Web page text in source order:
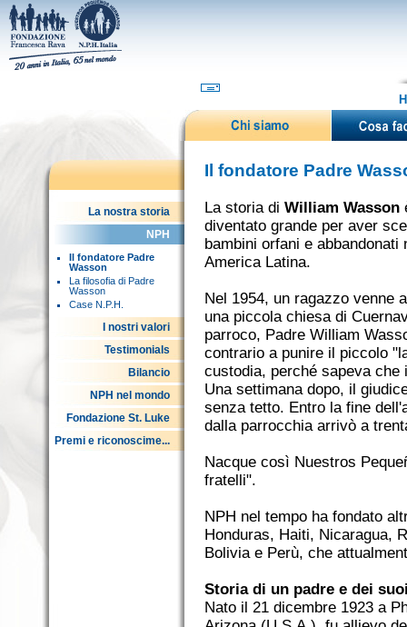
La nostra storia
NPH
Il fondatore Padre
Wasson
La filosofia di Padre
Wasson
Case N.P.H.
I nostri valori
Testimonials
Bilancio
NPH nel mondo
Fondazione St. Luke
Premi e riconoscime...
Il fondatore Padre
La storia di William Wasson
diventato grande per aver
bambini orfani e
America Latina.
Nel 1954, un ragazzo venne
una piccola chiesa di
parroco, Padre William
contrario a punire il piccolo
custodia, perché sapeva che
Una settimana dopo, il
senza tetto. Entro la fine
dalla parrocchia arrivò a
Nacque così Nuestros
fratelli".
NPH nel tempo ha fondato
Honduras, Haiti, Nicaragua,
Bolivia e Perù, che
Storia di un padre e dei
Nato il 21 dicembre 1923 a